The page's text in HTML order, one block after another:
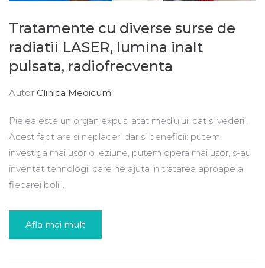
Tratamente cu diverse surse de
radiatii LASER, lumina inalt
pulsata, radiofrecventa
Autor Clinica Medicum
Pielea este un organ expus, atat mediului, cat si vederii.
Acest fapt are si neplaceri dar si beneficii: putem
investiga mai usor o leziune, putem opera mai usor, s-au
inventat tehnologii care ne ajuta in tratarea aproape a
fiecarei boli...
Afla mai mult